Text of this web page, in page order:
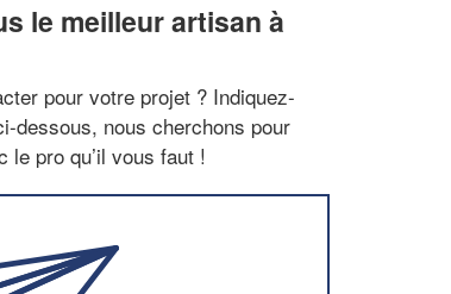
le meilleur artisan à
pour votre projet ? Indiquez-
dessous, nous cherchons pour
pro qu’il vous faut !